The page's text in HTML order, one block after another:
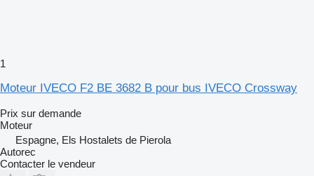
1
Moteur IVECO F2 BE 3682 B pour bus IVECO Crossway
Prix sur demande
Moteur
Espagne, Els Hostalets de Pierola
Autorec
Contacter le vendeur